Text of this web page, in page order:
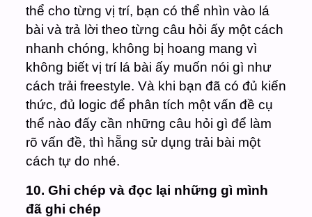
thể cho từng vị trí, bạn có thể nhìn vào lá
bài và trả lời theo từng câu hỏi ấy một cách
nhanh chóng, không bị hoang mang vì
không biết vị trí lá bài ấy muốn nói gì như
cách trải freestyle. Và khi bạn đã có đủ kiến
thức, đủ logic để phân tích một vấn đề cụ
thể nào đấy cần những câu hỏi gì để làm
rõ vấn đề, thì hẵng sử dụng trải bài một
cách tự do nhé.
10. Ghi chép và đọc lại những gì mình
đã ghi chép